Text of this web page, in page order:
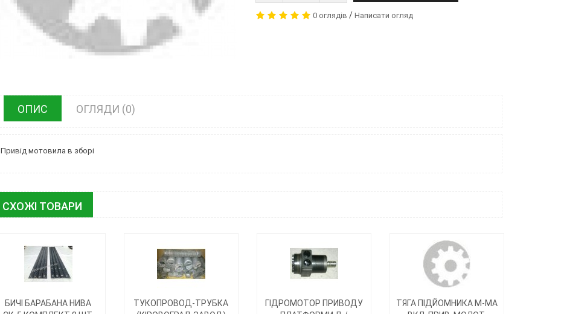
0 оглядів /Написати огляд
ОПИС ОГЛЯДИ (0)
Привід мотовила в зборі
СХОЖІ ТОВАРИ
БИЧІ БАРАБАНА НИВА
ТУКОПРОВОД-ТРУБКА
ГІДРОМОТОР ПРИВОДУ
ТЯГА ПІДЙОМНИКА М-МА